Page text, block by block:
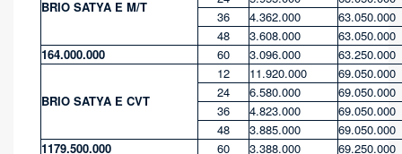
BRIO SATYA E M/T
36
4.362.000
63.050.000
48
3.608.000
63.050.000
164.000.000
60 3.096.000 63.250.000
BRIO SATYA E CVT
12 11.920.000
69.050.000
24
6.580.000
69.050.000
36
4.823.000
69.050.000
48
3.885.000
69.050.000
1179.500.000
60 3.388.000 69.250.000